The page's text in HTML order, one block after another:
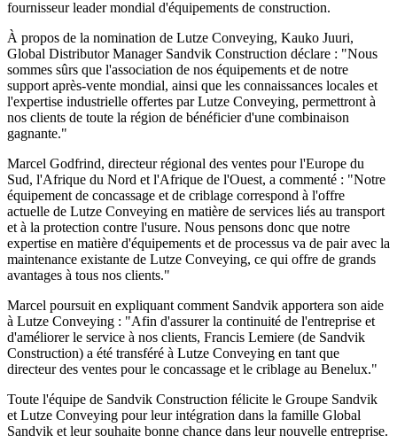
fournisseur leader mondial d'équipements de construction.
À propos de la nomination de Lutze Conveying, Kauko Juuri,
Global Distributor Manager Sandvik Construction déclare : "Nous
sommes sûrs que l'association de nos équipements et de notre
support après-vente mondial, ainsi que les connaissances locales et
l'expertise industrielle offertes par Lutze Conveying, permettront à
nos clients de toute la région de bénéficier d'une combinaison
gagnante."
Marcel Godfrind, directeur régional des ventes pour l'Europe du
Sud, l'Afrique du Nord et l'Afrique de l'Ouest, a commenté : "Notre
équipement de concassage et de criblage correspond à l'offre
actuelle de Lutze Conveying en matière de services liés au transport
et à la protection contre l'usure. Nous pensons donc que notre
expertise en matière d'équipements et de processus va de pair avec la
maintenance existante de Lutze Conveying, ce qui offre de grands
avantages à tous nos clients."
Marcel poursuit en expliquant comment Sandvik apportera son aide
à Lutze Conveying : "Afin d'assurer la continuité de l'entreprise et
d'améliorer le service à nos clients, Francis Lemiere (de Sandvik
Construction) a été transféré à Lutze Conveying en tant que
directeur des ventes pour le concassage et le criblage au Benelux."
Toute l'équipe de Sandvik Construction félicite le Groupe Sandvik
et Lutze Conveying pour leur intégration dans la famille Global
Sandvik et leur souhaite bonne chance dans leur nouvelle entreprise.